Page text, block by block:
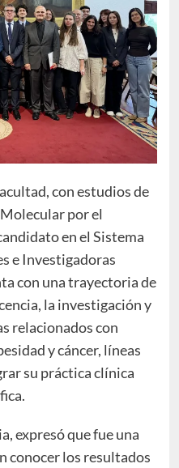
con estudios de
por el
en el Sistema
e Investigadoras
con una trayectoria de
la investigación y
relacionados con
y cáncer, líneas
su práctica clínica
expresó que fue una
conocer los resultados